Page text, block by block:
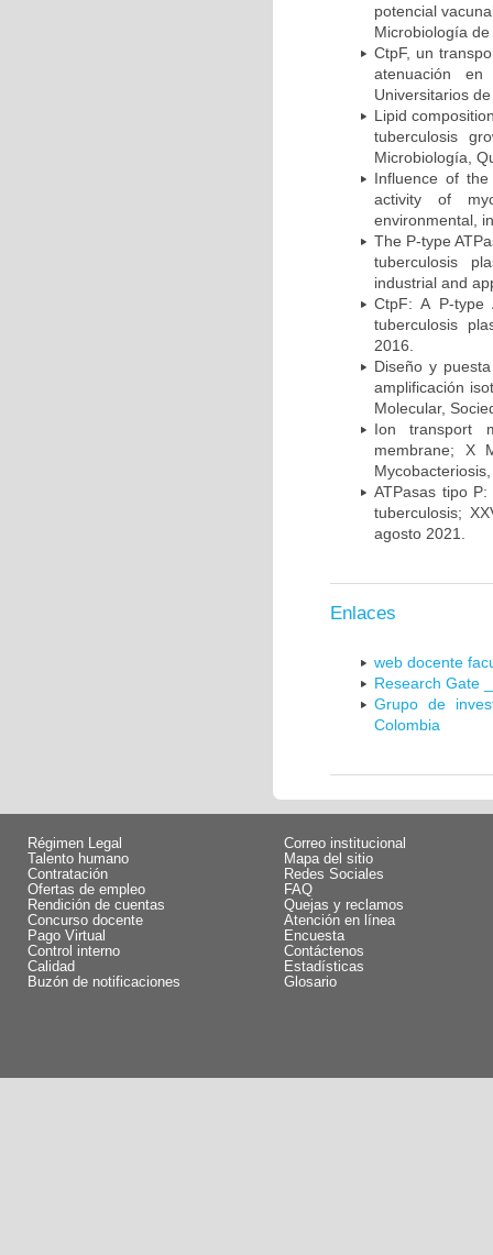
potencial
Microbiología
CtpF, un
atenuación
Universitarios
Lipid
tuberculosis
Microbiología,
Influence of the
activity of
environmental,
The P-type
tuberculosis
industrial and
CtpF: A P-type
tuberculosis
2016.
Diseño y
amplificación
Molecular,
Ion transport
membrane; X
ATPasas tipo
tuberculosis;
agosto 2021.
Enlaces
web docente
Research Gate
Grupo de
Colombia
Régimen Legal
Talento humano
Contratación
Ofertas de empleo
Rendición de cuentas
Concurso docente
Pago Virtual
Control interno
Calidad
Buzón de notificaciones
Correo institucional
Mapa del sitio
Redes Sociales
FAQ
Quejas y reclamos
Atención en línea
Encuesta
Contáctenos
Estadísticas
Glosario